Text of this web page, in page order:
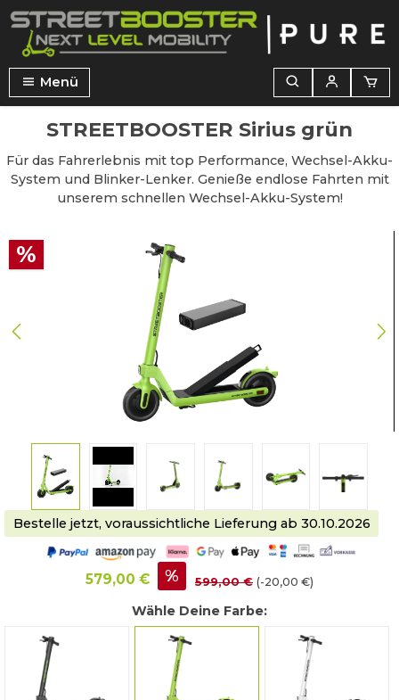
springen
Menü
STREETBOOSTER Sirius grün
Für das Fahrerlebnis mit top Performance, Wechsel-Akku-
System und Blinker-Lenker. Genieße endlose Fahrten mit
unserem schnellen Wechsel-Akku-System!
Bildergalerie überspringen
%
Bestelle jetzt, voraussichtliche Lieferung ab 30.10.2026
579,00 € % 599,00 € (-20,00 €)
Wähle Deine Farbe: